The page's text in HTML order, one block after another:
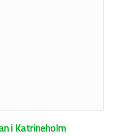
i Katrineholm